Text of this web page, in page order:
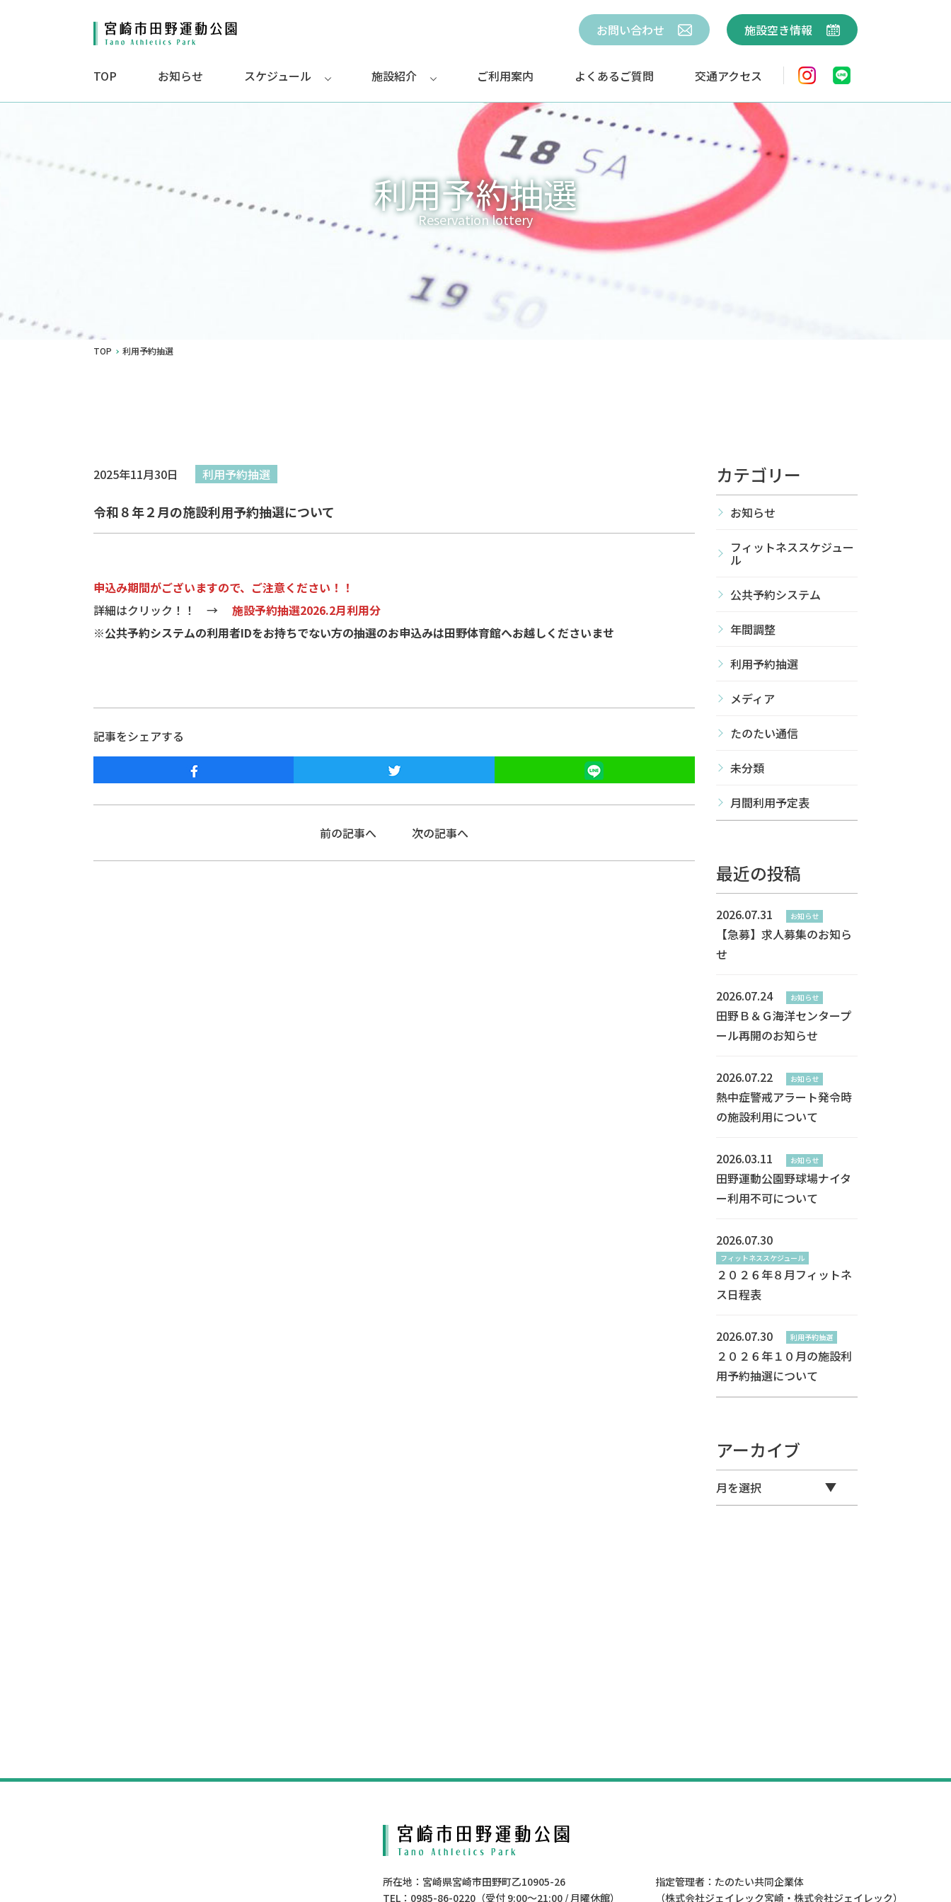
お問い合わせ 施設空き情報
TOP お知らせ スケジュール 施設紹介 ご利用案内 よくあるご質問 交通アクセス
利用予約抽選
Reservation lottery
TOP 利用予約抽選
2025年11月30日 利用予約抽選
令和８年２月の施設利用予約抽選について
申込み期間がございますので、ご注意ください！！
詳細はクリック！！ → 施設予約抽選2026.2月利用分
※公共予約システムの利用者IDをお持ちでない方の抽選のお申込みは田野体育館へお越しくださいませ
記事をシェアする
前の記事へ 次の記事へ
カテゴリー
お知らせ
フィットネススケジュー
ル
公共予約システム
年間調整
利用予約抽選
メディア
たのたい通信
未分類
月間利用予定表
最近の投稿
2026.07.31 お知らせ
【急募】求人募集のお知ら
せ
2026.07.24 お知らせ
田野Ｂ＆Ｇ海洋センタープ
ール再開のお知らせ
2026.07.22 お知らせ
熱中症警戒アラート発令時
の施設利用について
2026.03.11 お知らせ
田野運動公園野球場ナイタ
ー利用不可について
2026.07.30
フィットネススケジュール
２０２６年８月フィットネ
ス日程表
2026.07.30 利用予約抽選
２０２６年１０月の施設利
用予約抽選について
アーカイブ
所在地：宮崎県宮崎市田野町乙10905-26
TEL：0985-86-0220（受付 9:00〜21:00 / 月曜休館）
指定管理者：たのたい共同企業体
（株式会社ジェイレック宮崎・株式会社ジェイレック）